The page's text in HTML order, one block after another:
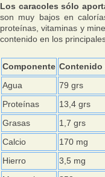
Los caracoles sólo
son muy bajos en
proteínas, vitaminas y
contenido en los
Componente Contenido
Agua
79 grs
Proteínas
13,4 grs
Grasas
1,7 grs
Calcio
170 mg
Hierro
3,5 mg